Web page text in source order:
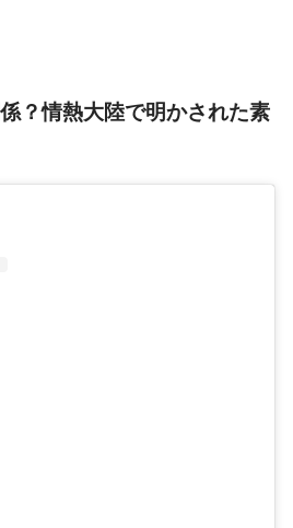
？情熱大陸で明かされた素